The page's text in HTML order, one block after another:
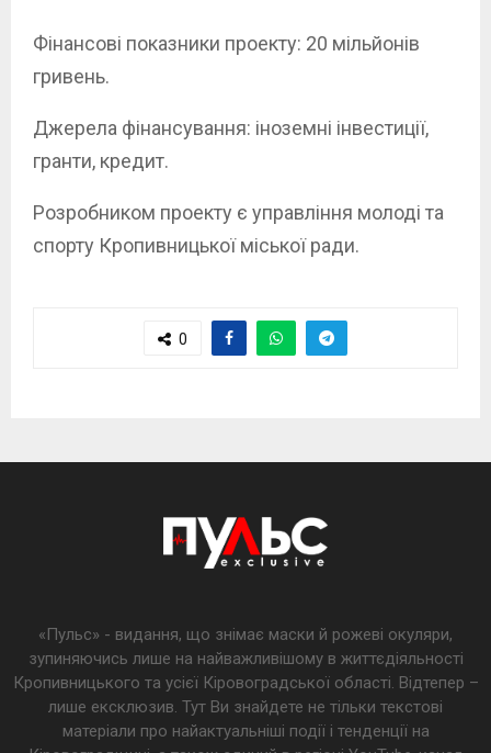
Фінансові показники проекту: 20 мільйонів
гривень.
Джерела фінансування: іноземні інвестиції,
гранти, кредит.
Розробником проекту є управління молоді та
спорту Кропивницької міської ради.
0
«Пульс» - видання, що знімає маски й рожеві окуляри,
зупиняючись лише на найважливішому в життєдіяльності
Кропивницького та усієї Кіровоградської області. Відтепер –
лише ексклюзив. Тут Ви знайдете не тільки текстові
матеріали про найактуальніші події і тенденції на